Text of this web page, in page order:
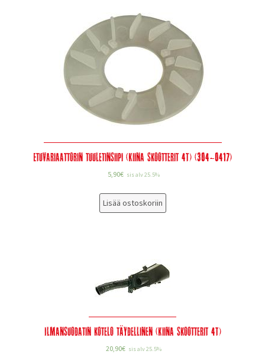
Etuvariaattorin tuuletinsiipi (Kiina skootterit 4T) (304-0417)
5,90€ sis alv 25.5%
Lisää ostoskoriin
Ilmansuodatin kotelo täydellinen (Kiina skootterit 4T)
20,90€ sis alv 25.5%